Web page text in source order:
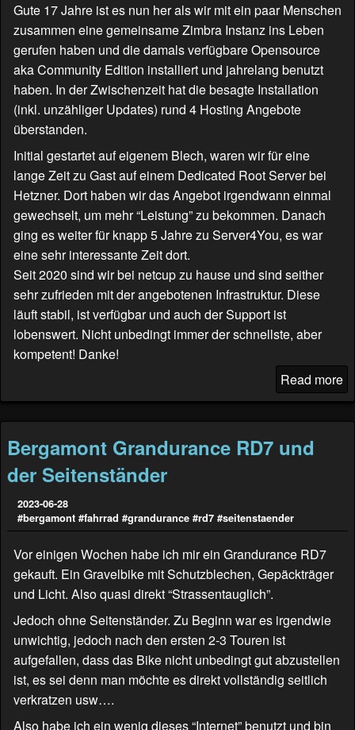
Gute 17 Jahre ist es nun her als wir mit ein paar Menschen
zusammen eine gemeinsame Zimbra Instanz ins Leben
gerufen haben und die damals verfügbare Opensource
aka Community Edition installiert und jahrelang benutzt
haben. In der Zwischenzeit hat die besagte Installation
(inkl. unzähliger Updates) rund 4 Hosting Angebote
überstanden.
Initial gestartet auf eigenem Blech, waren wir für eine
lange Zeit zu Gast auf einem Dedicated Root Server bei
Hetzner. Dort haben wir das Angebot irgendwann einmal
gewechselt, um mehr “Leistung” zu bekommen. Danach
ging es weiter für knapp 5 Jahre zu Server4You, es war
eine sehr interessante Zeit dort.
Seit 2020 sind wir bei netcup zu hause und sind seither
sehr zufrieden mit der angebotenen Infrastruktur. Diese
läuft stabil, ist verfügbar und auch der Support ist
lobenswert. Nicht unbedingt immer der schnellste, aber
kompetent! Danke!
Read more
Bergamont Grandurance RD7 und
der Seitenständer
2023-06-28
#bergamont #fahrrad #grandurance #rd7 #seitenstaender
Vor einigen Wochen habe ich mir ein Grandurance RD7
gekauft. Ein Gravelbike mit Schutzblechen, Gepäckträger
und Licht. Also quasi direkt “Strassentauglich”.
Jedoch ohne Seitenständer. Zu Beginn war es irgendwie
unwichtig, jedoch nach den ersten 2-3 Touren ist
aufgefallen, dass das Bike nicht unbedingt gut abzustellen
ist, es sei denn man möchte es direkt vollständig seitlich
verkratzen usw….
Also habe ich ein wenig dieses “Internet” benutzt und bin